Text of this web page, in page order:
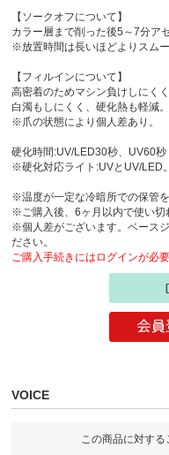
【ソークオフについて】
カラー層まで削った後5～7分ア
※放置時間は長いほどよりスム
【フィルインについて】
高密着のためマシン負けしにく
白濁もしにくく、硬化熱も軽減。
※爪の状態により個人差あり。
硬化時間:UV/LED30秒、UV60秒
※硬化対応ライト:UVとUV/LED
※温度が一定な冷暗所での保管を
※ご購入後、6ヶ月以内で使い切
※個人差がございます。ベース
ださい。
ご購入手続きにはログインが必要
VOICE
この商品に対する